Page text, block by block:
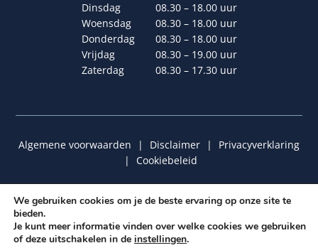
Dinsdag
08.30 – 18.00 uur
Woensdag
08.30 – 18.00 uur
Donderdag
08.30 – 18.00 uur
Vrijdag
08.30 – 19.00 uur
Zaterdag
08.30 – 17.30 uur
Algemene voorwaarden | Disclaimer |
Privacyverklaring
|
Cookiebeleid
© 2026 van der Graaf De Molen | Ontwerp & Realisatie:
Graafies Ontwerp&Insomedia
We gebruiken cookies om je de beste ervaring op onze site te
bieden.
Je kunt meer informatie vinden over welke cookies we gebruiken
of deze uitschakelen in de instellingen.